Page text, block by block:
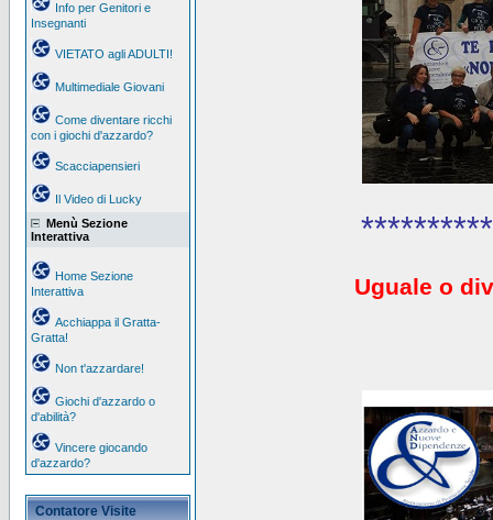
Info per Genitori e
Insegnanti
VIETATO agli ADULTI!
Multimediale Giovani
Come diventare ricchi
con i giochi d'azzardo?
Scacciapensieri
Il Video di Lucky
Menù Sezione
Interattiva
Home Sezione
Interattiva
Acchiappa il Gratta-
Gratta!
Non t'azzardare!
Giochi d'azzardo o
d'abilità?
Vincere giocando
d'azzardo?
Contatore Visite
Uguale o